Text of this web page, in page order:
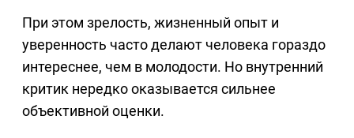
При этом зрелость, жизненный опыт и
уверенность часто делают человека гораздо
интереснее, чем в молодости. Но внутренний
критик нередко оказывается сильнее
объективной оценки.